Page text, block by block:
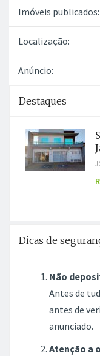
(35)
Imóveis publicados: